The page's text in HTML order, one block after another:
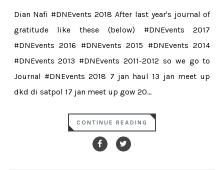
Dian Nafi #DNEvents 2018 After last year's journal of
gratitude like these (below) #DNEvents 2017
#DNEvents 2016 #DNEvents 2015 #DNEvents 2014
#DNEvents 2013 #DNEvents 2011-2012 so we go to
Journal #DNEvents 2018 7 jan haul 13 jan meet up
dkd di satpol 17 jan meet up gow 20...
CONTINUE READING